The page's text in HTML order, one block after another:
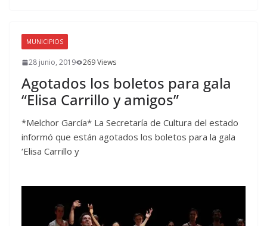
MUNICIPIOS
28 junio, 2019 269 Views
Agotados los boletos para gala
“Elisa Carrillo y amigos”
*Melchor García* La Secretaría de Cultura del estado
informó que están agotados los boletos para la gala
‘Elisa Carrillo y